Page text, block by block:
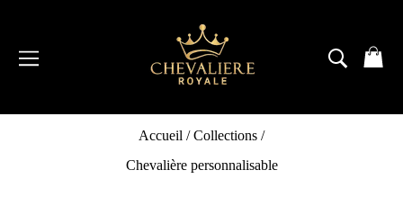
Accueil / Collections /
Chevalière personnalisable